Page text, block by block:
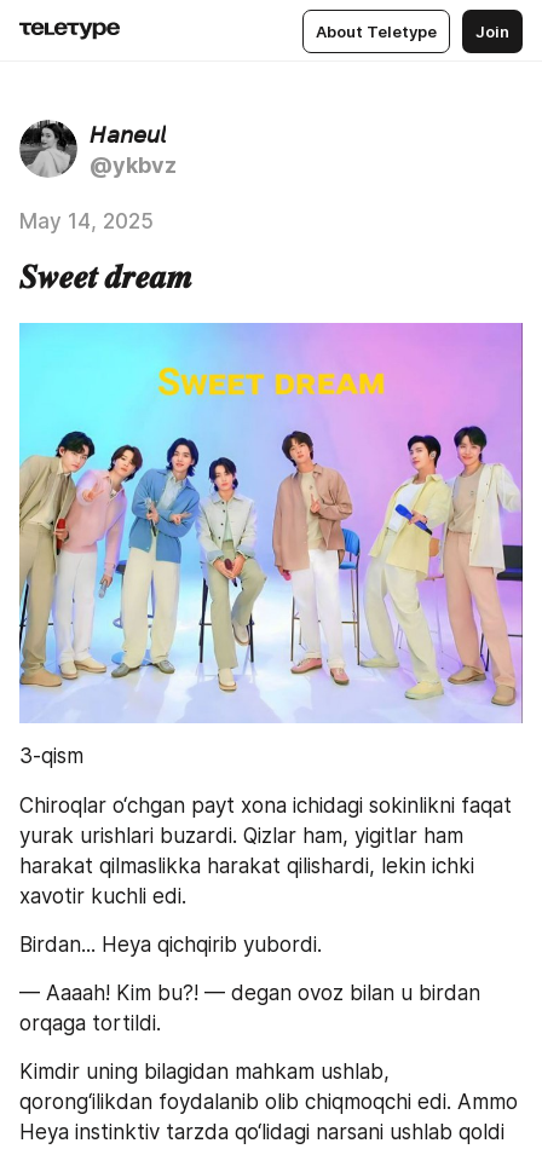
About Teletype Join
𝘏𝘢𝘯𝘦𝘶𝘭
@ykbvz
May 14, 2025
𝑺𝒘𝒆𝒆𝒕 𝒅𝒓𝒆𝒂𝒎
3-qism
Chiroqlar o‘chgan payt xona ichidagi sokinlikni faqat
yurak urishlari buzardi. Qizlar ham, yigitlar ham
harakat qilmaslikka harakat qilishardi, lekin ichki
xavotir kuchli edi.
Birdan... Heya qichqirib yubordi.
— Aaaah! Kim bu?! — degan ovoz bilan u birdan
orqaga tortildi.
Kimdir uning bilagidan mahkam ushlab,
qorong‘ilikdan foydalanib olib chiqmoqchi edi. Ammo
Heya instinktiv tarzda qo‘lidagi narsani ushlab qoldi